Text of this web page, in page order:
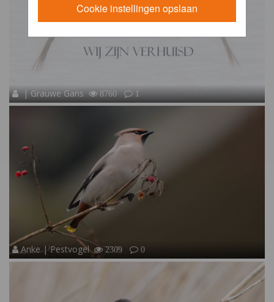
Cookie instellingen opslaan
| Grauwe Gans 8760 1
Anke | Pestvogel 2309 0